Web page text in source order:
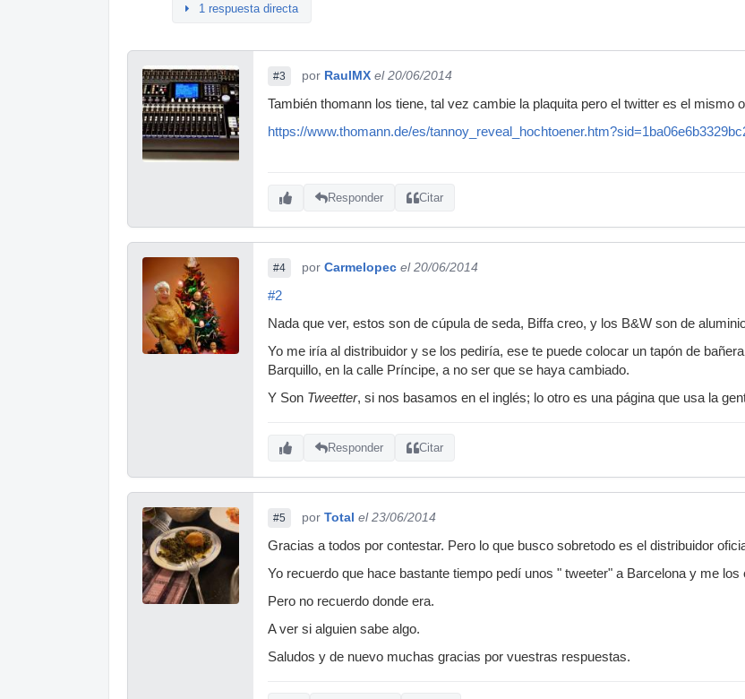
1 respuesta directa
#3 por RaulMX el 20/06/2014
También thomann los tiene, tal vez cambie la plaquita pero el twitter es el mismo
https://www.thomann.de/es/
Responder Citar
#4 por Carmelopec el 20/06/2014
#2
Nada que ver, estos son de cúpula de seda, Biffa creo, y los B&W son de
Yo me iría al distribuidor y se los pediría, ese te puede colocar un tapón de
Barquillo, en la calle Príncipe, a no ser que se haya cambiado.
Y Son Tweetter, si nos basamos en el inglés; lo otro es una página que usa la
Responder Citar
#5 por Total el 23/06/2014
Gracias a todos por contestar. Pero lo que busco sobretodo es el distribuidor
Yo recuerdo que hace bastante tiempo pedí unos " tweeter" a Barcelona y me los
Pero no recuerdo donde era.
A ver si alguien sabe algo.
Saludos y de nuevo muchas gracias por vuestras respuestas.